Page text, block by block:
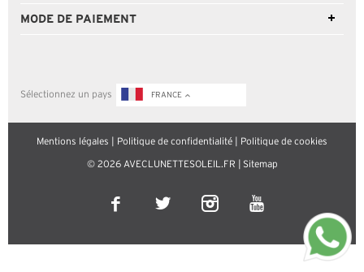
MODE DE PAIEMENT
Sélectionnez un pays FRANCE
Mentions légales Politique de confidentialité Politique de cookies
© 2026 AVECLUNETTESOLEIL.FR | Sitemap